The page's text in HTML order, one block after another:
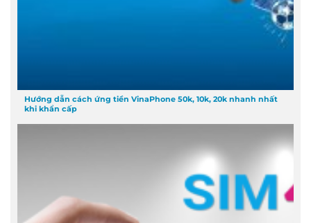
Hướng dẫn cách ứng tiền VinaPhone 50k, 10k, 20k nhanh nhất
khi khẩn cấp